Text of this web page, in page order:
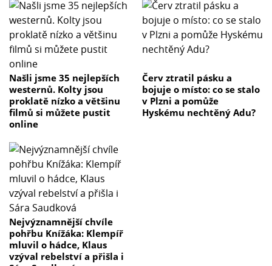
Našli jsme 35 nejlepších
westernů. Kolty jsou
proklatě nízko a většinu
filmů si můžete pustit
online
Červ ztratil pásku a
bojuje o místo: co se stalo
v Plzni a pomůže
Hyskému nechtěný Adu?
Nejvýznamnější chvíle
pohřbu Knížáka: Klempíř
mluvil o hádce, Klaus
vzýval rebelství a přišla i